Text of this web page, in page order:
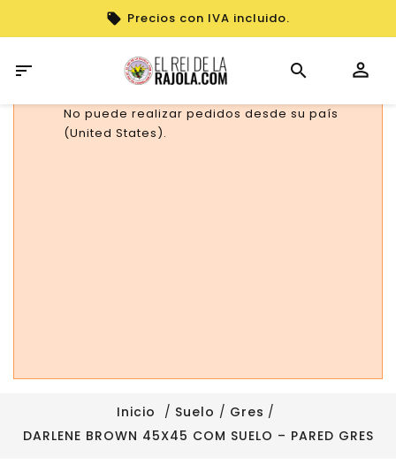
Precios con IVA incluido.

No puede realizar pedidos desde su país
(United States).
Inicio Suelo
Gres
DARLENE BROWN 45X45 COM SUELO – PARED GRES